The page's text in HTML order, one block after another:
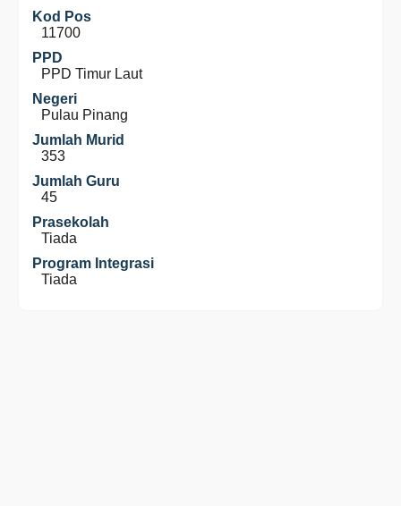
Kod Pos
11700
PPD
PPD Timur Laut
Negeri
Pulau Pinang
Jumlah Murid
353
Jumlah Guru
45
Prasekolah
Tiada
Program Integrasi
Tiada